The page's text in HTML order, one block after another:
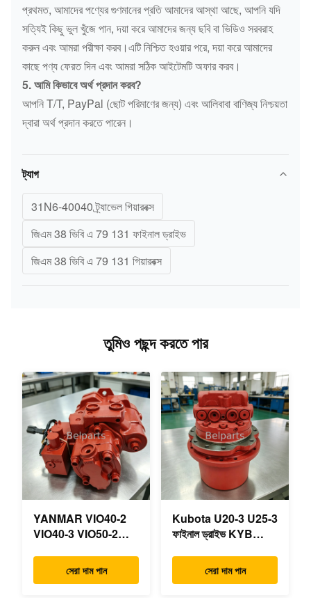
প্রথমত, আমাদের পণ্যের গুণমানের প্রতি আমাদের আস্থা আছে, আপনি যদি
সত্যিই কিছু ভুল খুঁজে পান, দয়া করে আমাদের জন্য ছবি বা ভিডিও সরবরাহ
করুন এবং আমরা পরীক্ষা করব।এটি নিশ্চিত হওয়ার পরে, দয়া করে আমাদের
কাছে পণ্য ফেরত দিন এবং আমরা সঠিক আইটেমটি অফার করব।
5. আমি কিভাবে অর্থ প্রদান করব?
আপনি T/T, PayPal (ছোট পরিমাণের জন্য) এবং আলিবাবা বাণিজ্য নিশ্চয়তা
দ্বারা অর্থ প্রদান করতে পারেন।
ট্যাগ
31N6-40040 ট্র্যাভেল গিয়ারবক্স
জিএম 38 ভিবি এ 79 131 ফাইনাল ড্রাইভ
জিএম 38 ভিবি এ 79 131 গিয়ারবক্স
তুমিও পছন্দ করতে পার
YANMAR VIO40-2
VIO40-3 VIO50-2
VIO55-3 প্রধান
হাইড্রোলিক পাম্প OEM
সেরা দাম পান
Kubota U20-3 U25-3
ফাইনাল ড্রাইভ KYB
OEM ভ্রমণ মোটর
B0240-18076
সেরা দাম পান